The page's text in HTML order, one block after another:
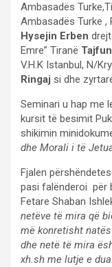
Ambasadës
Ambasadës Turke ,
Hysejin Erben
Emre” Tiranë
V.H.K Istanbul, N/
Ringaj si dhe
Seminari u hap me
kursit të besimit
shikimin
dhe Morali i të
Fjalen
pasi falënderoi për
Fetare Shaban
netëve të mira që
më konretisht
dhe netë të mira
xh.sh me lutje e dua.